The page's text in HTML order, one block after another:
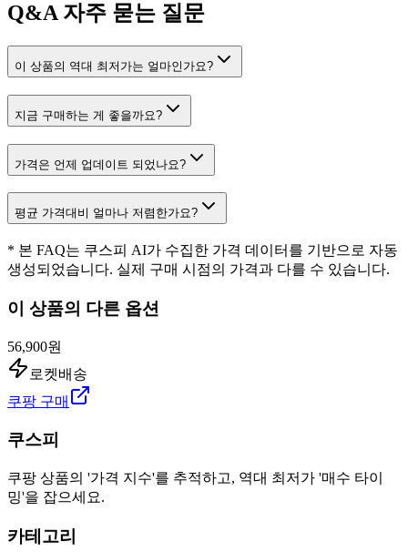
Q&A자주 묻는 질문
이 상품의 역대 최저가는 얼마인가요?
지금 구매하는 게 좋을까요?
가격은 언제 업데이트 되었나요?
평균 가격대비 얼마나 저렴한가요?
* 본 FAQ는 쿠스피 AI가 수집한 가격 데이터를 기반으로 자동
생성되었습니다. 실제 구매 시점의 가격과 다를 수 있습니다.
이 상품의 다른 옵션
56,900원
로켓배송
쿠팡 구매
쿠스피
쿠팡 상품의 '가격 지수'를 추적하고, 역대 최저가 '매수 타이
밍'을 잡으세요.
카테고리